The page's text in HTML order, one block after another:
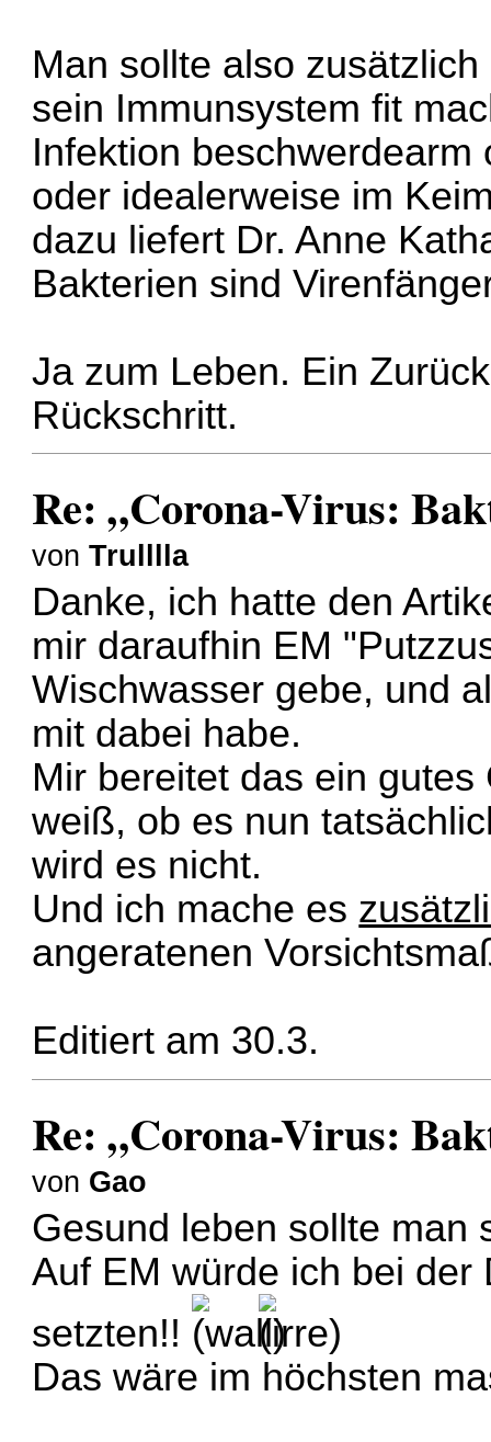
Man sollte also
sein Immunsystem fit
Infektion
oder idealerweise im
dazu liefert Dr. Anne
Bakterien sind
Ja zum Leben. Ein
Rückschritt.
Re: „Corona-Virus:
vonTrulllla
Danke, ich hatte den
mir daraufhin EM
Wischwasser gebe, und
mit dabei habe.
Mir bereitet das ein
weiß, ob es nun
wird es nicht.
Und ich mache es
angeratenen
Editiert am 30.3.
Re: „Corona-Virus:
von Gao
Gesund leben sollte man
Auf EM würde ich bei
setzten!!
Das wäre im höchsten